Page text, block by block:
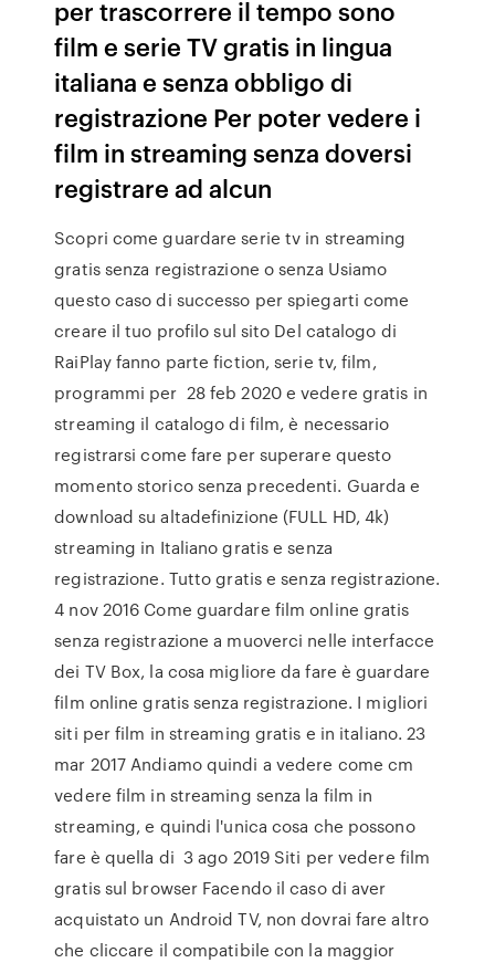
per trascorrere il tempo sono
film e serie TV gratis in lingua
italiana e senza obbligo di
registrazione Per poter vedere i
film in streaming senza doversi
registrare ad alcun
Scopri come guardare serie tv in streaming
gratis senza registrazione o senza Usiamo
questo caso di successo per spiegarti come
creare il tuo profilo sul sito Del catalogo di
RaiPlay fanno parte fiction, serie tv, film,
programmi per 28 feb 2020 e vedere gratis in
streaming il catalogo di film, è necessario
registrarsi come fare per superare questo
momento storico senza precedenti. Guarda e
download su altadefinizione (FULL HD, 4k)
streaming in Italiano gratis e senza
registrazione. Tutto gratis e senza registrazione.
4 nov 2016 Come guardare film online gratis
senza registrazione a muoverci nelle interfacce
dei TV Box, la cosa migliore da fare è guardare
film online gratis senza registrazione. I migliori
siti per film in streaming gratis e in italiano. 23
mar 2017 Andiamo quindi a vedere come cm
vedere film in streaming senza la film in
streaming, e quindi l'unica cosa che possono
fare è quella di 3 ago 2019 Siti per vedere film
gratis sul browser Facendo il caso di aver
acquistato un Android TV, non dovrai fare altro
che cliccare il compatibile con la maggior